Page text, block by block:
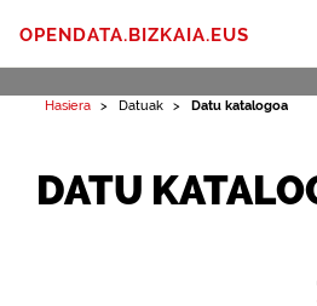
OPENDATA.BIZKAIA.EUS
Hasiera Datuak Datu katalogoa
DATU